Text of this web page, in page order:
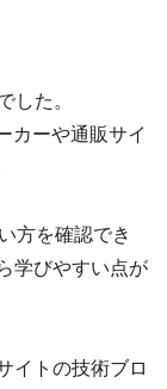
した。
カーや通販サイ
方を確認でき
学びやすい点が
イトの技術ブロ